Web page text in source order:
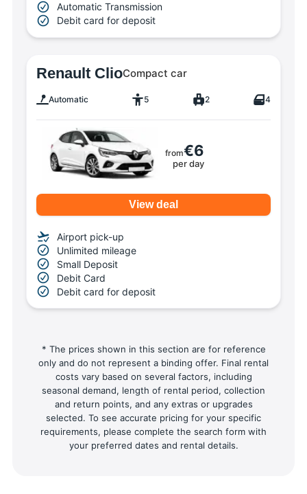
Automatic Transmission
Debit card for deposit
Renault ClioCompact car
Automatic 5 2 4
from€6
per day
View deal
Airport pick-up
Unlimited mileage
Small Deposit
Debit Card
Debit card for deposit
* The prices shown in this section are for reference
only and do not represent a binding offer. Final rental
costs vary based on several factors, including
seasonal demand, length of rental period, collection
and return points, and any extras or upgrades
selected. To see accurate pricing for your specific
requirements, please complete the search form with
your preferred dates and rental details.